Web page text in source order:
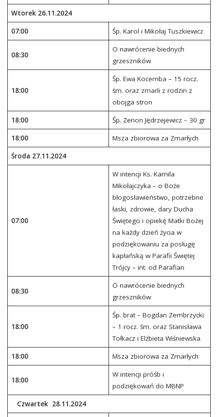
Wtorek 26.11.2024
07:00 Śp. Karol i Mikołaj Tuszkiewicz
08:30
O nawrócenie biednych
grzeszników
18:00
Śp. Ewa Kocemba – 15 rocz.
śm. oraz zmarli z rodzin z
obojga stron
18:00 Śp. Zenon Jędrzejewicz – 30 gr
18:00 Msza zbiorowa za Zmarłych
Środa 27.11.2024
07:00
W intencji Ks. Kamila
Mikołajczyka – o Boże
błogosławieństwo, potrzebne
łaski, zdrowie, dary Ducha
Świętego i opiekę Matki Bożej
na każdy dzień życia w
podziękowaniu za posługę
kapłańską w Parafii Świętej
Trójcy – int. od Parafian
08:30
O nawrócenie biednych
grzeszników
18:00
Śp. brat – Bogdan Zembrzycki
– 1 rocz. śm. oraz Stanisława
Tołkacz i Elżbieta Wiśniewska
18:00 Msza zbiorowa za Zmarłych
18:00
W intencji próśb i
podziękowań do MBNP
Czwartek 28.11.2024